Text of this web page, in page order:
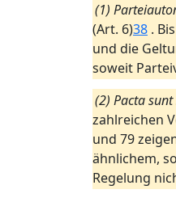
(1)
(Art. 6)38 .
und die
soweit
(2) Pacta
zahlreichen
und 79
ähnlichem,
Regelung